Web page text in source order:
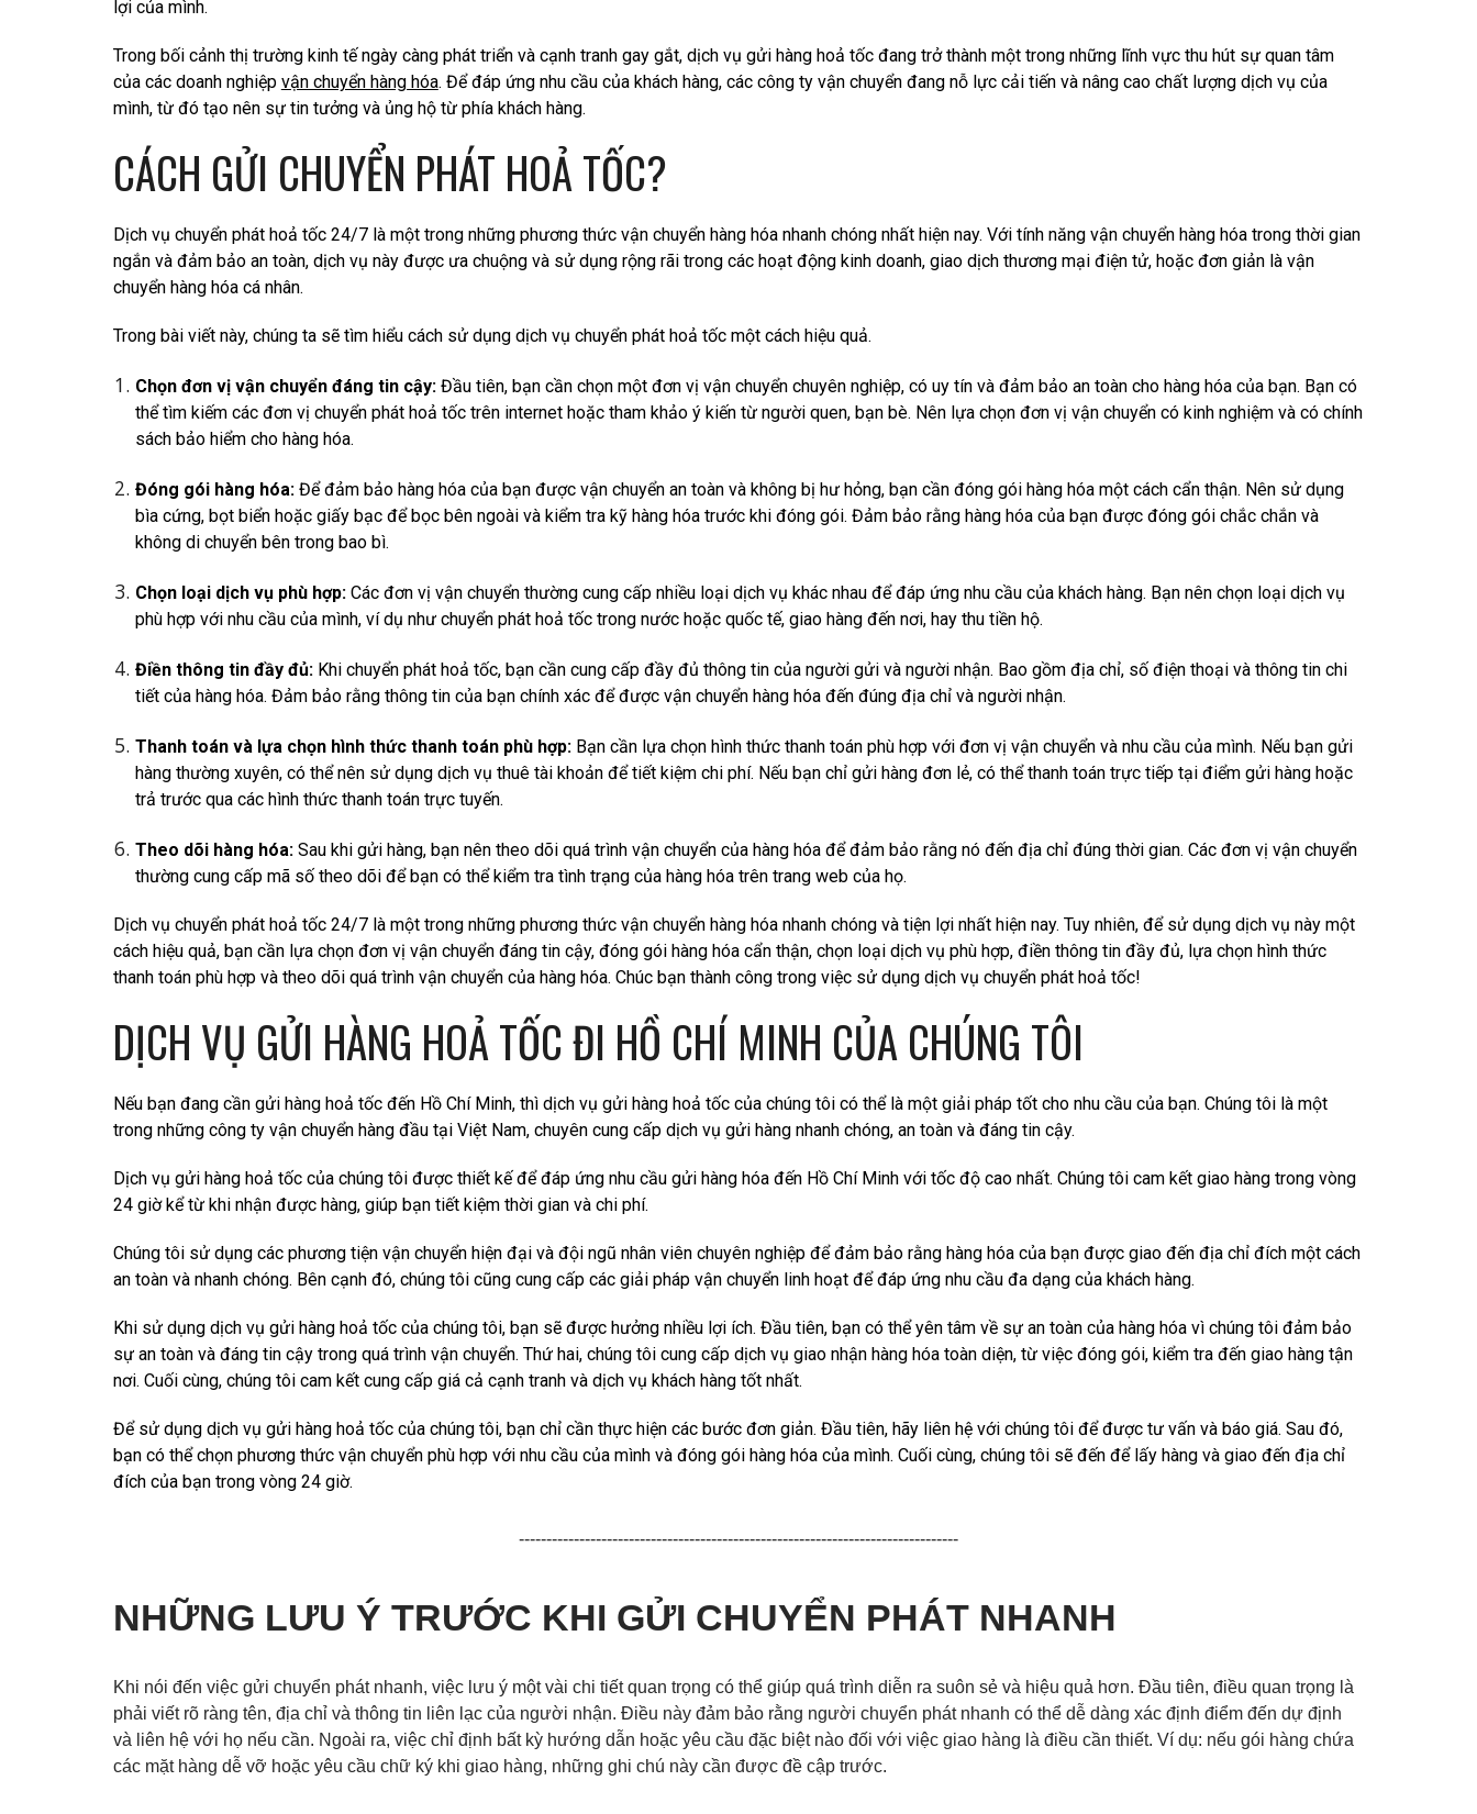
lợi của mình.
Trong bối cảnh thị trường kinh tế ngày càng phát triển và cạnh tranh gay gắt, dịch vụ gửi hàng hoả tốc đang trở thành một trong những lĩnh vực thu hút sự quan tâm
của các doanh nghiệp vận chuyển hàng hóa. Để đáp ứng nhu cầu của khách hàng, các công ty vận chuyển đang nỗ lực cải tiến và nâng cao chất lượng dịch vụ của
mình, từ đó tạo nên sự tin tưởng và ủng hộ từ phía khách hàng.
CÁCH GỬI CHUYỂN PHÁT HOẢ TỐC?
Dịch vụ chuyển phát hoả tốc 24/7 là một trong những phương thức vận chuyển hàng hóa nhanh chóng nhất hiện nay. Với tính năng vận chuyển hàng hóa trong thời gian
ngắn và đảm bảo an toàn, dịch vụ này được ưa chuộng và sử dụng rộng rãi trong các hoạt động kinh doanh, giao dịch thương mại điện tử, hoặc đơn giản là vận
chuyển hàng hóa cá nhân.
Trong bài viết này, chúng ta sẽ tìm hiểu cách sử dụng dịch vụ chuyển phát hoả tốc một cách hiệu quả.
Chọn đơn vị vận chuyển đáng tin cậy:Đầu tiên, bạn cần chọn một đơn vị vận chuyển chuyên nghiệp, có uy tín và đảm bảo an toàn cho hàng hóa của bạn. Bạn có
thể tìm kiếm các đơn vị chuyển phát hoả tốc trên internet hoặc tham khảo ý kiến từ người quen, bạn bè. Nên lựa chọn đơn vị vận chuyển có kinh nghiệm và có chính
sách bảo hiểm cho hàng hóa.
Đóng gói hàng hóa: Để đảm bảo hàng hóa của bạn được vận chuyển an toàn và không bị hư hỏng, bạn cần đóng gói hàng hóa một cách cẩn thận. Nên sử dụng
bìa cứng, bọt biển hoặc giấy bạc để bọc bên ngoài và kiểm tra kỹ hàng hóa trước khi đóng gói. Đảm bảo rằng hàng hóa của bạn được đóng gói chắc chắn và
không di chuyển bên trong bao bì.
Chọn loại dịch vụ phù hợp: Các đơn vị vận chuyển thường cung cấp nhiều loại dịch vụ khác nhau để đáp ứng nhu cầu của khách hàng. Bạn nên chọn loại dịch vụ
phù hợp với nhu cầu của mình, ví dụ như chuyển phát hoả tốc trong nước hoặc quốc tế, giao hàng đến nơi, hay thu tiền hộ.
Điền thông tin đầy đủ: Khi chuyển phát hoả tốc, bạn cần cung cấp đầy đủ thông tin của người gửi và người nhận. Bao gồm địa chỉ, số điện thoại và thông tin chi
tiết của hàng hóa. Đảm bảo rằng thông tin của bạn chính xác để được vận chuyển hàng hóa đến đúng địa chỉ và người nhận.
Thanh toán và lựa chọn hình thức thanh toán phù hợp: Bạn cần lựa chọn hình thức thanh toán phù hợp với đơn vị vận chuyển và nhu cầu của mình. Nếu bạn gửi
hàng thường xuyên, có thể nên sử dụng dịch vụ thuê tài khoản để tiết kiệm chi phí. Nếu bạn chỉ gửi hàng đơn lẻ, có thể thanh toán trực tiếp tại điểm gửi hàng hoặc
trả trước qua các hình thức thanh toán trực tuyến.
Theo dõi hàng hóa: Sau khi gửi hàng, bạn nên theo dõi quá trình vận chuyển của hàng hóa để đảm bảo rằng nó đến địa chỉ đúng thời gian. Các đơn vị vận chuyển
thường cung cấp mã số theo dõi để bạn có thể kiểm tra tình trạng của hàng hóa trên trang web của họ.
Dịch vụ chuyển phát hoả tốc 24/7 là một trong những phương thức vận chuyển hàng hóa nhanh chóng và tiện lợi nhất hiện nay. Tuy nhiên, để sử dụng dịch vụ này một
cách hiệu quả, bạn cần lựa chọn đơn vị vận chuyển đáng tin cậy, đóng gói hàng hóa cẩn thận, chọn loại dịch vụ phù hợp, điền thông tin đầy đủ, lựa chọn hình thức
thanh toán phù hợp và theo dõi quá trình vận chuyển của hàng hóa. Chúc bạn thành công trong việc sử dụng dịch vụ chuyển phát hoả tốc!
DỊCH VỤ GỬI HÀNG HOẢ TỐC ĐI HỒ CHÍ MINH CỦA CHÚNG TÔI
Nếu bạn đang cần gửi hàng hoả tốc đến Hồ Chí Minh, thì dịch vụ gửi hàng hoả tốc của chúng tôi có thể là một giải pháp tốt cho nhu cầu của bạn. Chúng tôi là một
trong những công ty vận chuyển hàng đầu tại Việt Nam, chuyên cung cấp dịch vụ gửi hàng nhanh chóng, an toàn và đáng tin cậy.
Dịch vụ gửi hàng hoả tốc của chúng tôi được thiết kế để đáp ứng nhu cầu gửi hàng hóa đến Hồ Chí Minh với tốc độ cao nhất. Chúng tôi cam kết giao hàng trong vòng
24 giờ kể từ khi nhận được hàng, giúp bạn tiết kiệm thời gian và chi phí.
Chúng tôi sử dụng các phương tiện vận chuyển hiện đại và đội ngũ nhân viên chuyên nghiệp để đảm bảo rằng hàng hóa của bạn được giao đến địa chỉ đích một cách
an toàn và nhanh chóng. Bên cạnh đó, chúng tôi cũng cung cấp các giải pháp vận chuyển linh hoạt để đáp ứng nhu cầu đa dạng của khách hàng.
Khi sử dụng dịch vụ gửi hàng hoả tốc của chúng tôi, bạn sẽ được hưởng nhiều lợi ích. Đầu tiên, bạn có thể yên tâm về sự an toàn của hàng hóa vì chúng tôi đảm bảo
sự an toàn và đáng tin cậy trong quá trình vận chuyển. Thứ hai, chúng tôi cung cấp dịch vụ giao nhận hàng hóa toàn diện, từ việc đóng gói, kiểm tra đến giao hàng tận
nơi. Cuối cùng, chúng tôi cam kết cung cấp giá cả cạnh tranh và dịch vụ khách hàng tốt nhất.
Để sử dụng dịch vụ gửi hàng hoả tốc của chúng tôi, bạn chỉ cần thực hiện các bước đơn giản. Đầu tiên, hãy liên hệ với chúng tôi để được tư vấn và báo giá. Sau đó,
bạn có thể chọn phương thức vận chuyển phù hợp với nhu cầu của mình và đóng gói hàng hóa của mình. Cuối cùng, chúng tôi sẽ đến để lấy hàng và giao đến địa chỉ
đích của bạn trong vòng 24 giờ.
--------------------------------------------------------------------------------
NHỮNG LƯU Ý TRƯỚC KHI GỬI CHUYỂN PHÁT NHANH
Khi nói đến việc gửi chuyển phát nhanh, việc lưu ý một vài chi tiết quan trọng có thể giúp quá trình diễn ra suôn sẻ và hiệu quả hơn. Đầu tiên, điều quan trọng là
phải viết rõ ràng tên, địa chỉ và thông tin liên lạc của người nhận. Điều này đảm bảo rằng người chuyển phát nhanh có thể dễ dàng xác định điểm đến dự định
và liên hệ với họ nếu cần. Ngoài ra, việc chỉ định bất kỳ hướng dẫn hoặc yêu cầu đặc biệt nào đối với việc giao hàng là điều cần thiết. Ví dụ: nếu gói hàng chứa
các mặt hàng dễ vỡ hoặc yêu cầu chữ ký khi giao hàng, những ghi chú này cần được đề cập trước.